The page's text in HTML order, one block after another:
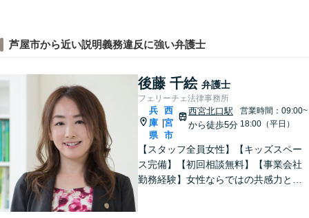
芦屋市から近い説明義務違反に強い弁護士
後藤 千絵 弁護士
フェリーチェ法律事務所
兵
庫
県
|
西
宮
市
西宮北口駅
から徒歩5分
営業時間：09:00~
18:00（平日）
【スタッフ全員女性】【キッズスペー
ス完備】【初回相談無料】【事業会社
勤務経験】女性ならではの共感力とコ